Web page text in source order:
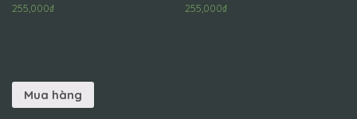
255,000₫ 255,000₫
Mua hàng